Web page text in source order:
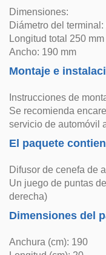
Dimensiones:
Diámetro del terminal:
Longitud total 250 mm
Ancho: 190 mm
Montaje e
Instrucciones de
Se recomienda
servicio de automóvil
El paquete
Difusor de cenefa de
Un juego de puntas
derecha)
Dimensiones del
Anchura (cm): 190